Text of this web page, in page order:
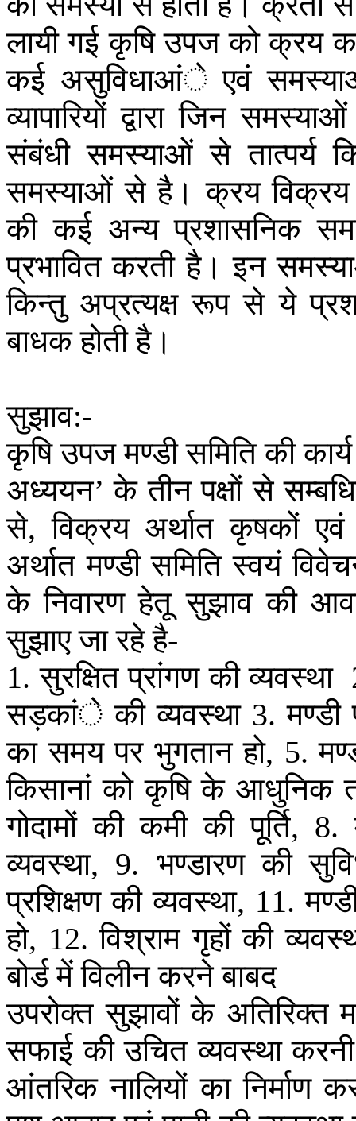
लायी गई कृषि उपज को क्रय
कई असुविधाआंे एवं
व्यापारियों द्वारा जिन समस्याओं
संबंधी समस्याओं से तात्पर्य
समस्याओं से है। क्रय विक्रय
की कई अन्य प्रशासनिक
प्रभावित करती है। इन
किन्तु अप्रत्यक्ष रूप से ये
बाधक होती है।
सुझाव:-
कृषि उपज मण्डी समिति की कार्य
अध्ययन’के तीन पक्षों से
से,विक्रय अर्थात कृषकों एवं
अर्थात मण्डी समिति स्वयं
के निवारण हेतू सुझाव की
सुझाए जा रहे है-
1.सुरक्षित प्रांगण की व्यवस्था
सड़कांे की व्यवस्था3.मण्डी
का समय पर भुगतान हो, 5.
किसानां को कृषि के आधुनिक
गोदामों की कमी की पूर्ति, 8.
व्यवस्था, 9. भण्डारण की
प्रशिक्षण की व्यवस्था, 11.
हो, 12.विश्राम गृहों की
बोर्ड में विलीन करने बाबद
उपरोक्त सुझावों के अतिरिक्त
सफाई की उचित व्यवस्था करनी
आंतरिक नालियों का निर्माण